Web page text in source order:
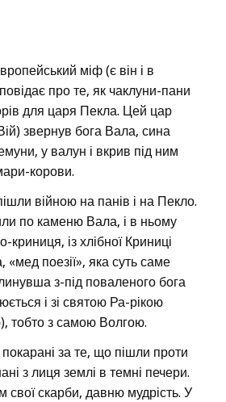
міф (є він і в
про те, як чаклуни-пани
для царя Пекла. Цей цар
звернув бога Вала, сина
у валун і вкрив під ним
корови.
пішли війною на панів і на Пекло.
по каменю Вала, і в ньому
із хлібної Криниці
поезії», яка суть саме
з-під поваленого бога
і зі святою Ра-рікою
тобто з самою Волгою.
за те, що пішли проти
з лиця землі в темні печери.
свої скарби, давню мудрість. У